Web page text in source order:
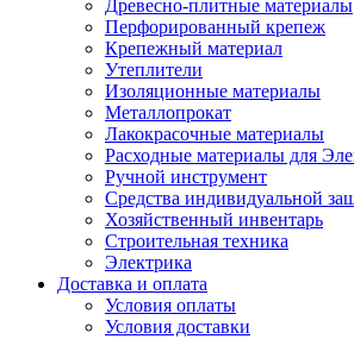
Древесно-плитные материалы
Перфорированный крепеж
Крепежный материал
Утеплители
Изоляционные материалы
Металлопрокат
Лакокрасочные материалы
Расходные материалы для
Ручной инструмент
Средства индивидуальной
Хозяйственный инвентарь
Строительная техника
Электрика
Доставка и оплата
Условия оплаты
Условия доставки